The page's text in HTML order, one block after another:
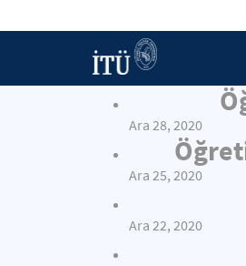
Ara 28, 2020
Ara 25, 2020
Ara 22, 2020